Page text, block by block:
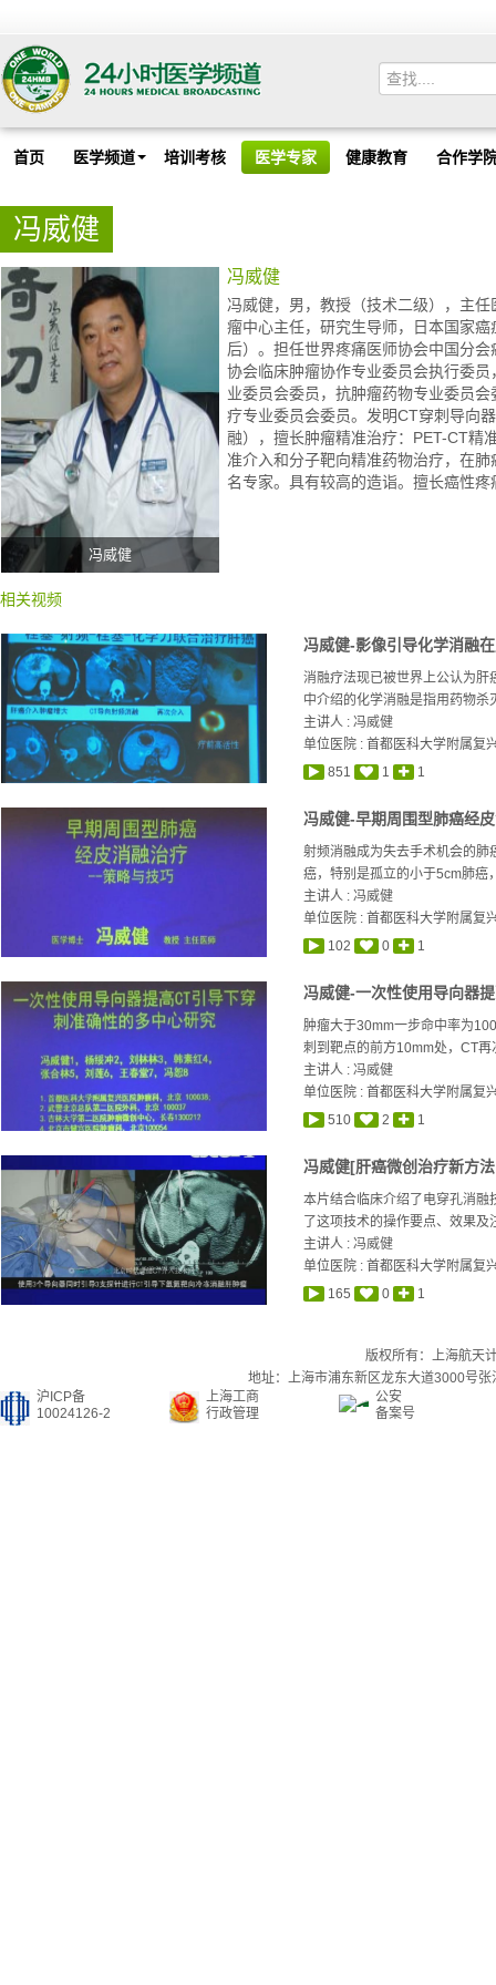
首页 医学频道 培训考核 医学专家 健康教育 合作学
冯威健
冯威健
冯威健
冯威健，男，教授（技术二级），主
瘤中心主任，研究生导师，日本国家
后）。担任世界疼痛医师协会中国分
协会临床肿瘤协作专业委员会执行委
业委员会委员，抗肿瘤药物专业委员
疗专业委员会委员。发明CT穿刺导向
融），擅长肿瘤精准治疗：PET-CT精
准介入和分子靶向精准药物治疗，在
名专家。具有较高的造诣。擅长癌性疼
相关视频
冯威健-影像引导化学消融
消融疗法现已被世界上公认为
中介绍的化学消融是指用药物杀
主讲人 :冯威健
单位医院 : 首都医科大学附属复
851
1 1
冯威健-早期周围型肺癌经
射频消融成为失去手术机会的
癌，特别是孤立的小于5cm肺癌
主讲人 :冯威健
单位医院 : 首都医科大学附属复
102
0 1
冯威健-一次性使用导向器
肿瘤大于30mm一步命中率为
刺到靶点的前方10mm处，CT
主讲人 :冯威健
单位医院 : 首都医科大学附属复
510
2 1
冯威健[肝癌微创治疗新方
本片结合临床介绍了电穿孔消
了这项技术的操作要点、效果及
主讲人 :冯威健
单位医院 : 首都医科大学附属复
165
0 1
版权所有：上海航天
地址：上海市浦东新区龙东大道3000号
沪ICP备
10024126-2
上海工商
行政管理
公安
备案号